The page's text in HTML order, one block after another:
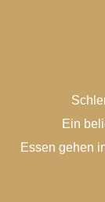
Ein
Essen gehen